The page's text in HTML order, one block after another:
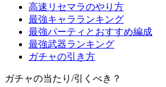
高速リセマラのやり方
最強キャラランキング
最強パーティとおすすめ編成
最強武器ランキング
ガチャの引き方
ガチャの当たり/引くべき？